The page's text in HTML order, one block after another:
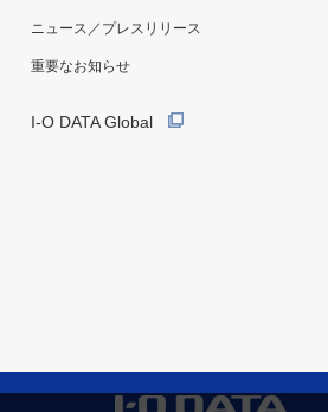
ニュース／プレスリリース
重要なお知らせ
I-O DATA Global